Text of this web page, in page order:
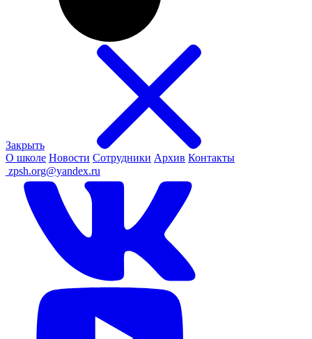
Закрыть
О школе Новости Сотрудники Архив Контакты
zpsh.org@yandex.ru